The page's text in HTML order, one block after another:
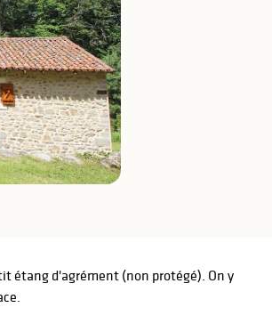
étang d'agrément (non protégé). On y